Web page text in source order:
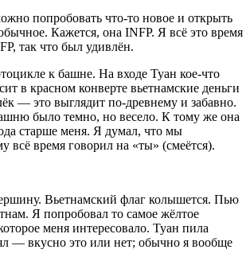
попробовать что‑то новое и открыть
Кажется, она INFP. Я всё это время
так что был удивлён.
к башне. На входе Туан кое‑что
в красном конверте вьетнамские деньги
— это выглядит по‑древнему и забавно.
было темно, но весело. К тому же она
старше меня. Я думал, что мы
всё время говорил на «ты» (смеётся).
Вьетнамский флаг колышется. Пью
Я попробовал то самое жёлтое
меня интересовало. Туан пила
— вкусно это или нет; обычно я вообще